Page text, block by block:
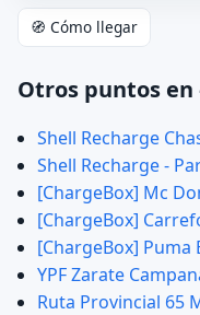
🧭 Cómo llegar
Otros puntos
Shell Recharge
Shell Recharge -
[ChargeBox] Mc
[ChargeBox]
[ChargeBox] Puma
YPF Zarate
Ruta Provincial 65